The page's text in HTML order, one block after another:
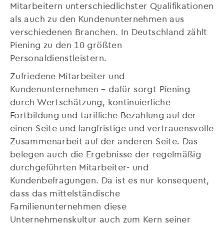
Mitarbeitern unterschiedlichster Qualifikationen
als auch zu den Kundenunternehmen aus
verschiedenen Branchen. In Deutschland zählt
Piening zu den 10 größten
Personaldienstleistern.
Zufriedene Mitarbeiter und
Kundenunternehmen – dafür sorgt Piening
durch Wertschätzung, kontinuierliche
Fortbildung und tarifliche Bezahlung auf der
einen Seite und langfristige und vertrauensvolle
Zusammenarbeit auf der anderen Seite. Das
belegen auch die Ergebnisse der regelmäßig
durchgeführten Mitarbeiter- und
Kundenbefragungen. Da ist es nur konsequent,
dass das mittelständische
Familienunternehmen diese
Unternehmenskultur auch zum Kern seiner